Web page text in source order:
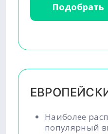
Подобрать
Наиболее
популярный